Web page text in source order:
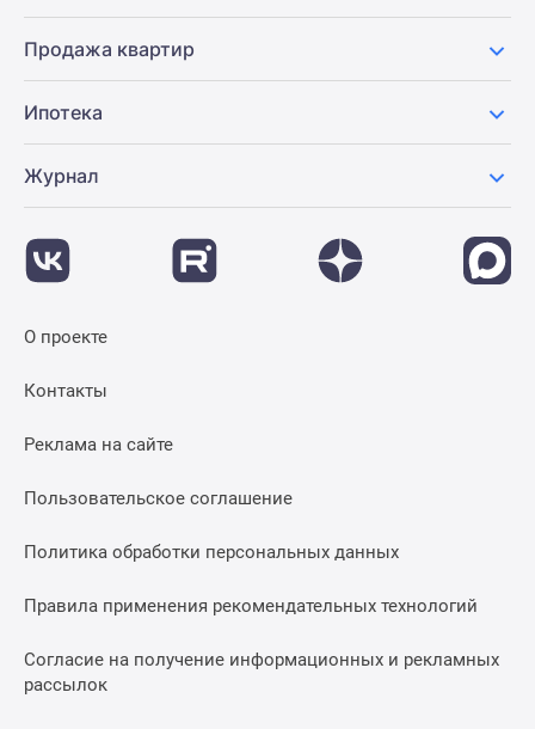
Продажа квартир
Ипотека
Журнал
О проекте
Контакты
Реклама на сайте
Пользовательское соглашение
Политика обработки персональных данных
Правила применения рекомендательных технологий
Согласие на получение информационных и рекламных
рассылок